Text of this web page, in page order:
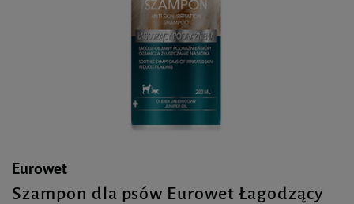
Eurowet
Szampon dla psów Eurowet Łagodzący